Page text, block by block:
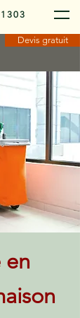
Devis gratuit
en